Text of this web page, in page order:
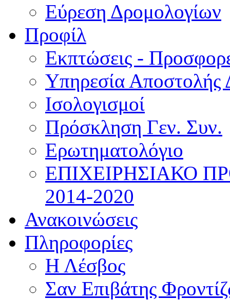
Εύρεση Δρομολογίων
Προφίλ
Εκπτώσεις -
Υπηρεσία Αποστολής
Ισολογισμοί
Πρόσκληση Γεν. Συν.
Ερωτηματολόγιο
ΕΠΙΧΕΙΡΗΣΙΑΚΟ
2014-2020
Ανακοινώσεις
Πληροφορίες
Η Λέσβος
Σαν Επιβάτης